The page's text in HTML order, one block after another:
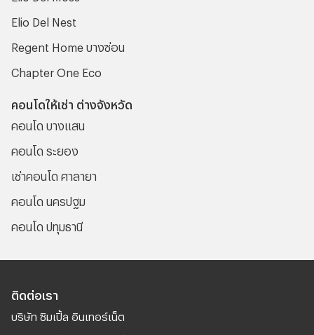
Elio Del Nest
Regent Home บางซ่อน
Chapter One Eco
คอนโดให้เช่า ต่างจังหวัด
คอนโด บางแสน
คอนโด ระยอง
เช่าคอนโด ศาลายา
คอนโด นครปฐม
คอนโด ปทุมธานี
ติดต่อเรา
บริษัท ซิมเปิ้ล อินเทอร์เน็ต